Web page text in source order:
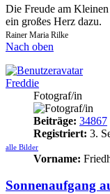
Die Freude am
ein großes Herz dazu.
Rainer Maria Rilke
Nach oben
Freddie
Fotograf/in
Beiträge: 34867
Registriert: 3.
alle Bilder
Vorname:
Sonnenaufgang